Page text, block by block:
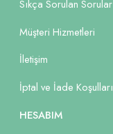
Sıkça Sorulan Sorular
Müşteri Hizmetleri
İletişim
İptal ve İade Koşulları
HESABIM